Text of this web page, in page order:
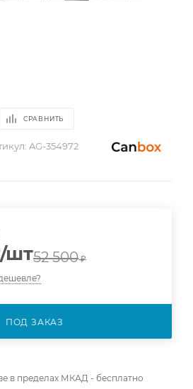
СРАВНИТЬ
AG-354972
/шт52 500₽
ПОД ЗАКАЗ
в пределах МКАД - бесплатно